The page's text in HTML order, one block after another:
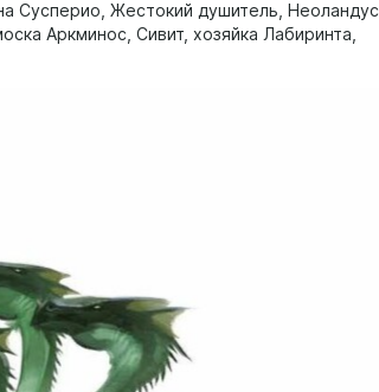
Сусперио, Жестокий душитель, Неоландус
Аркминос, Сивит, хозяйка Лабиринта,